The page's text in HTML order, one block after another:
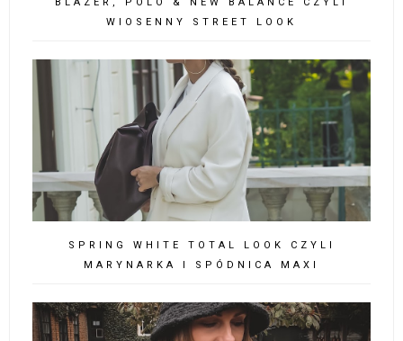
WIOSENNY STREET LOOK
SPRING WHITE TOTAL LOOK CZYLI
MARYNARKA I SPÓDNICA MAXI